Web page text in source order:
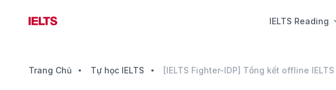
IELTS Reading
Trang Chủ Tự học IELTS